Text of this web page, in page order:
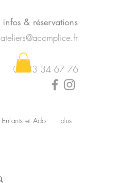
infos & réservations
ateliers@acomplice.fr
07 83 34 67 76
Enfants et Ado plus